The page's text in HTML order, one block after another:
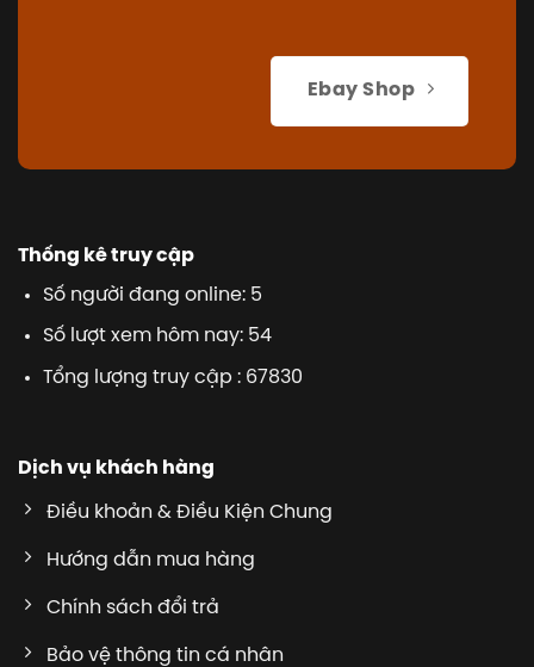
Ebay Shop
Thống kê truy cập
Số người đang online: 5
Số lượt xem hôm nay: 54
Tổng lượng truy cập : 67830
Dịch vụ khách hàng
Điều khoản & Điều Kiện Chung
Hướng dẫn mua hàng
Chính sách đổi trả
Bảo vệ thông tin cá nhân